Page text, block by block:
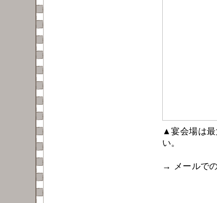
▲宴会場は
い。
→ メールで